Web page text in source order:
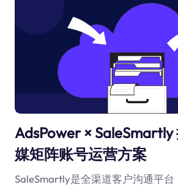
AdsPower ×
媒矩阵账号运营方案
SaleSmartly是全渠道客户沟通平台